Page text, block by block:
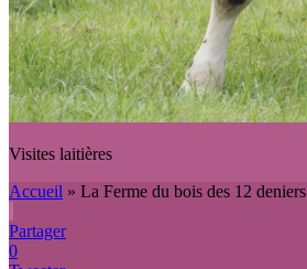
Visites laitières
Accueil » La Ferme du bois des 12 deniers
Partager
0